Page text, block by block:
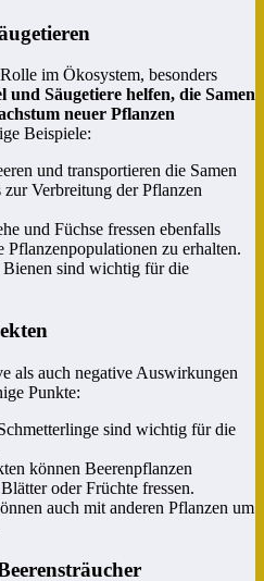
im Ökosystem, besonders
und Säugetiere helfen, die Samen
neuer Pflanzen
Beispiele:
und transportieren die Samen
Verbreitung der Pflanzen
und Füchse fressen ebenfalls
Pflanzenpopulationen zu erhalten.
Bienen sind wichtig für die
als auch negative Auswirkungen
Punkte:
sind wichtig für die
können Beerenpflanzen
oder Früchte fressen.
auch mit anderen Pflanzen um